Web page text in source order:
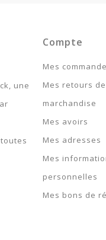
une
Compte
Mes
Mes retours de
marchandise
Mes avoirs
Mes adresses
Mes
personnelles
Mes bons de